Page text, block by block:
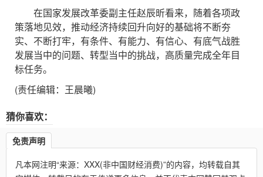
在国家发展改革委副主任赵辰昕看来，随着各项政
策落地见效，推动经济持续回升向好的基础将不断夯
实、不断打牢，有条件、有能力、有信心、有底气战胜
发展当中的问题、转型当中的挑战，高质量完成全年目
标任务。
(责任编辑：王晨曦)
猜你喜欢：
免责声明
凡本网注明“来源：XXX(非中国财经消费)”的内容，均转载自其